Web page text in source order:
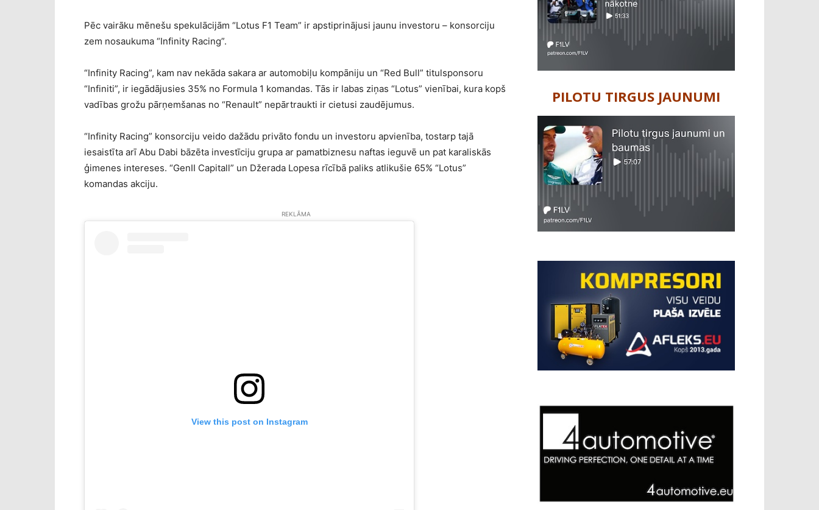
Pēc vairāku mēnešu spekulācijām “Lotus F1 Team” ir apstiprinājusi jaunu investoru – konsorciju
zem nosaukuma “Infinity Racing”.
“Infinity Racing”, kam nav nekāda sakara ar automobiļu kompāniju un “Red Bull” titulsponsoru
“Infiniti”, ir iegādājusies 35% no Formula 1 komandas. Tās ir labas ziņas “Lotus” vienībai, kura kopš
vadības grožu pārņemšanas no “Renault” nepārtraukti ir cietusi zaudējumus.
“Infinity Racing” konsorciju veido dažādu privāto fondu un investoru apvienība, tostarp tajā
iesaistīta arī Abu Dabi bāzēta investīciju grupa ar pamatbiznesu naftas ieguvē un pat karaliskās
ģimenes intereses. “GenII Capitall” un Džerada Lopesa rīcībā paliks atlikušie 65% “Lotus”
komandas akciju.
REKLĀMA
View this post on Instagram
PILOTU TIRGUS JAUNUMI